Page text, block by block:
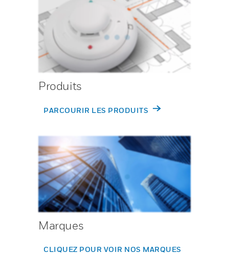
Produits
PARCOURIR LES PRODUITS
Marques
CLIQUEZ POUR VOIR NOS MARQUES